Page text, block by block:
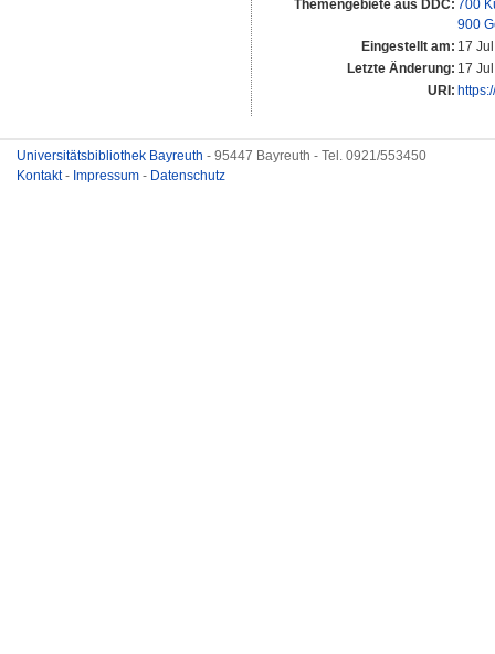
Themengebiete aus DDC: 700
900
Eingestellt am: 17
Letzte Änderung: 17
URI:
Universitätsbibliothek Bayreuth - 95447 Bayreuth - Tel. 0921/553450
Kontakt- Impressum - Datenschutz